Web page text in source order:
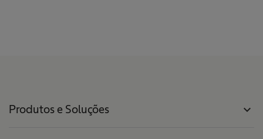
Produtos e Soluções expand_more